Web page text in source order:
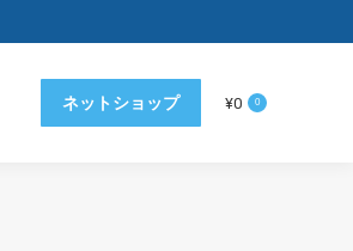
ネットショップ ¥0 0